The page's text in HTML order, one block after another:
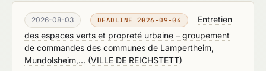
2026-08-03 DEADLINE 2026-09-04
Entretien
des espaces verts et propreté urbaine – groupement
de commandes des communes de Lampertheim,
Mundolsheim,... (VILLE DE REICHSTETT)